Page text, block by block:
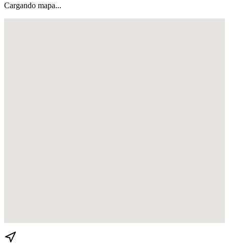
Cargando mapa...